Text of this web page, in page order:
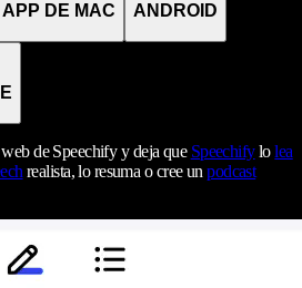
APP DE MAC ANDROID
de Speechify y deja que Speechifylolea
realista, lo resuma o cree unpodcast